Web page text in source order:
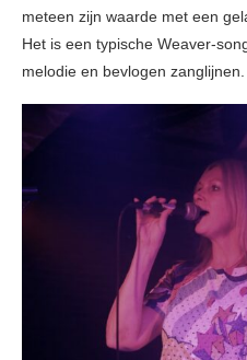
meteen zijn waarde met een
Het is een typische Weaver-
melodie en bevlogen zanglijnen.